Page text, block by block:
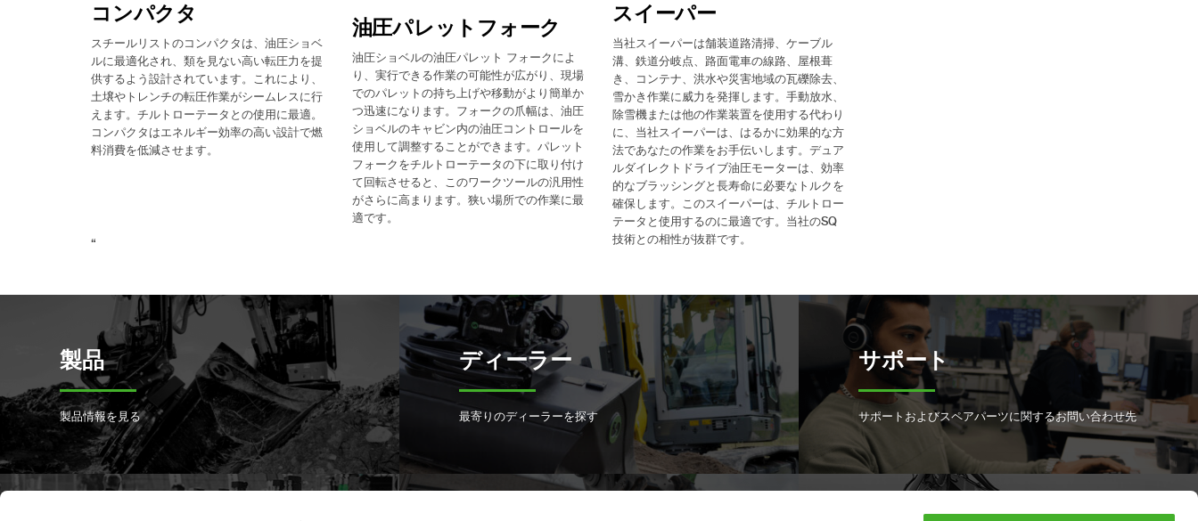
コンパクタ
スチールリストのコンパクタは、油圧ショベ
ルに最適化され、類を見ない高い転圧力を提
供するよう設計されています。これにより、
土壌やトレンチの転圧作業がシームレスに行
えます。チルトローテータとの使用に最適。
コンパクタはエネルギー効率の高い設計で燃
料消費を低減させます。
“
油圧パレットフォーク
油圧ショベルの油圧パレット フォークによ
り、実行できる作業の可能性が広がり、現場
でのパレットの持ち上げや移動がより簡単か
つ迅速になります。フォークの爪幅は、油圧
ショベルのキャビン内の油圧コントロールを
使用して調整することができます。パレット
フォークをチルトローテータの下に取り付け
て回転させると、このワークツールの汎用性
がさらに高まります。狭い場所での作業に最
適です。
スイーパー
当社スイーパーは舗装道路清掃、ケーブル
溝、鉄道分岐点、路面電車の線路、屋根葺
き、コンテナ、洪水や災害地域の瓦礫除去、
雪かき作業に威力を発揮します。手動放水、
除雪機または他の作業装置を使用する代わり
に、当社スイーパーは、はるかに効果的な方
法であなたの作業をお手伝いします。デュア
ルダイレクトドライブ油圧モーターは、効率
的なブラッシングと長寿命に必要なトルクを
確保します。このスイーパーは、チルトロー
テータと使用するのに最適です。当社のSQ
技術との相性が抜群です。
製品
製品情報を見る
ディーラー
最寄りのディーラーを探す
サポート
サポートおよびスペアパーツに関するお問い合わせ先